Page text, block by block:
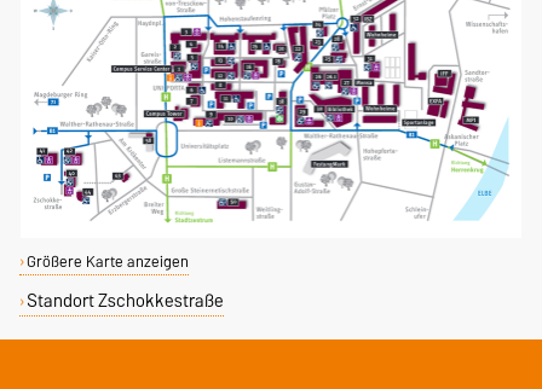
Größere Karte anzeigen
Standort Zschokkestraße